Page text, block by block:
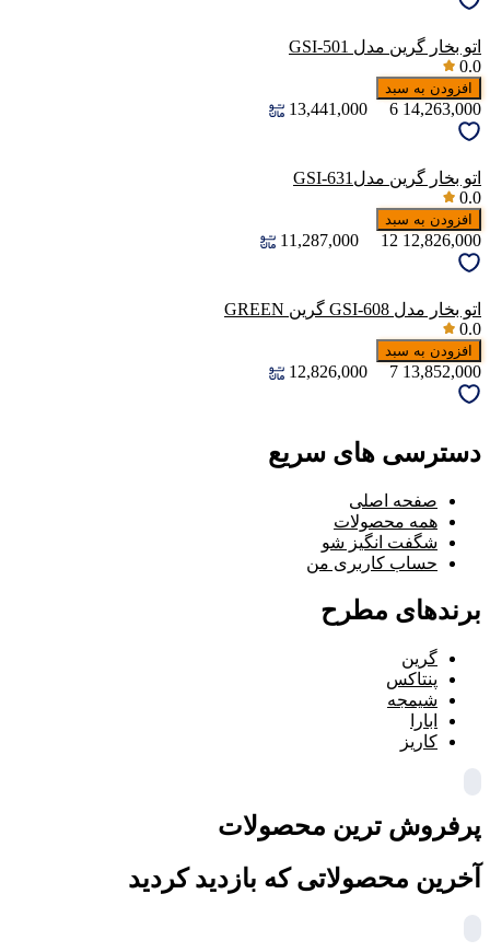
اتو‌ بخار گرین مدل GSI-501
0.0
افزودن به سبد
14,263,000
6
13,441,000
اتو‌ بخار گرین مدلGSI-631
0.0
افزودن به سبد
12,826,000
12
11,287,000
اتو بخار مدل GSI-608 گرین GREEN
0.0
افزودن به سبد
13,852,000
7
12,826,000
دسترسی های سریع
صفحه اصلی
همه محصولات
شگفت انگیز شو
حساب کاربری من
برندهای مطرح
گرین
پنتاکس
شیمجه
ابارا
کاریز
پرفروش ترین محصولات
آخرین محصولاتی که بازدید کردید